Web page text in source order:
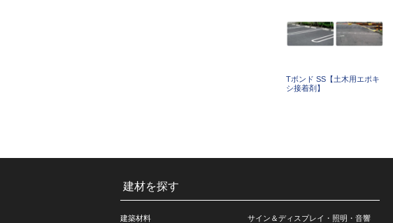
Tボンド SS【土木用エポキ
シ接着剤】
建材を探す
建築材料
サイン＆ディスプレイ・照明・音響